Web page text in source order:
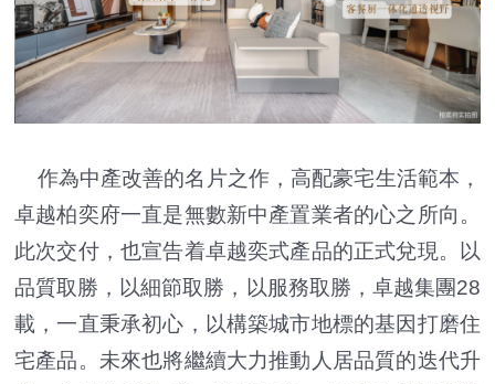
作為中產改善的名片之作，高配豪宅生活範本，
卓越柏奕府一直是無數新中產置業者的心之所向。
此次交付，也宣告着卓越奕式產品的正式兌現。以
品質取勝，以細節取勝，以服務取勝，卓越集團28
載，一直秉承初心，以構築城市地標的基因打磨住
宅產品。未來也將繼續大力推動人居品質的迭代升